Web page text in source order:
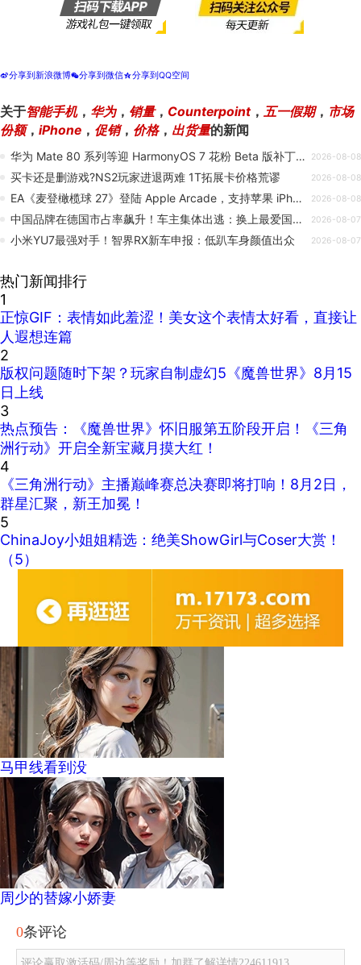
t分享到新浪微博w分享到微信z分享到QQ空间
关于智能手机， 华为， 销量， Counterpoint， 五一假期， 市场
份额， iPhone ， 促销， 价格， 出货量的新闻
华为 Mate 80 系列等迎 HarmonyOS 7 花粉 Beta 版补丁更新，更多机型支持直连供电功能 2026-08-08
买卡还是删游戏?NS2玩家进退两难 1T拓展卡价格荒谬 2026-08-08
EA《麦登橄榄球 27》登陆 Apple Arcade，支持苹果 iPhone、iPad、Mac 及 Apple TV 2026-08-08
中国品牌在德国市占率飙升！车主集体出逃：换上最爱国产车 2026-08-07
小米YU7最强对手！智界RX新车申报：低趴车身颜值出众 2026-08-07
热门新闻排行
1
正惊GIF：表情如此羞涩！美女这个表情太好看，直接让
人遐想连篇
2
版权问题随时下架？玩家自制虚幻5《魔兽世界》8月15
日上线
3
热点预告：《魔兽世界》怀旧服第五阶段开启！《三角
洲行动》开启全新宝藏月摸大红！
4
《三角洲行动》主播巅峰赛总决赛即将打响！8月2日，
群星汇聚，新王加冕！
5
ChinaJoy小姐姐精选：绝美ShowGirl与Coser大赏！
（5）
马甲线看到没
周少的替嫁小娇妻
0条评论